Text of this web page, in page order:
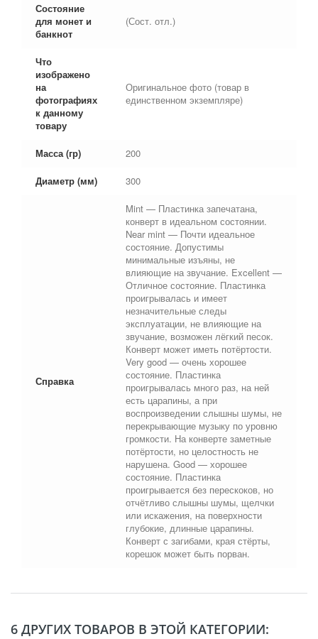
Состояние
для монет и
банкнот
(Сост. отл.)
Что
изображено
на
фотографиях
к данному
товару
Оригинальное фото (товар в
единственном экземпляре)
Масса (гр) 200
Диаметр (мм) 300
Справка
Mint — Пластинка запечатана,
конверт в идеальном состоянии.
Near mint — Почти идеальное
состояние. Допустимы
минимальные изъяны, не
влияющие на звучание. Excellent —
Отличное состояние. Пластинка
проигрывалась и имеет
незначительные следы
эксплуатации, не влияющие на
звучание, возможен лёгкий песок.
Конверт может иметь потёртости.
Very good — очень хорошее
состояние. Пластинка
проигрывалась много раз, на ней
есть царапины, а при
воспроизведении слышны шумы, не
перекрывающие музыку по уровню
громкости. На конверте заметные
потёртости, но целостность не
нарушена. Good — хорошее
состояние. Пластинка
проигрывается без перескоков, но
отчётливо слышны шумы, щелчки
или искажения, на поверхности
глубокие, длинные царапины.
Конверт с загибами, края стёрты,
корешок может быть порван.
6 ДРУГИХ ТОВАРОВ В ЭТОЙ КАТЕГОРИИ: